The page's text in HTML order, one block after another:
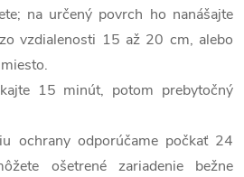
na určený povrch ho nanášajte
vzdialenosti 15 až 20 cm, alebo
15 minút, potom prebytočný
ochrany odporúčame počkať 24
ošetrené zariadenie bežne